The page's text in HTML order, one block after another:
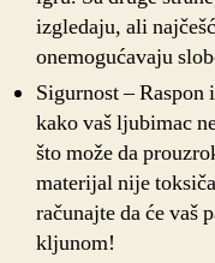
izgledaju, ali
onemogućavaju
Sigurnost –
kako vaš ljubimac
što može da
materijal nije
računajte da će vaš
kljunom!